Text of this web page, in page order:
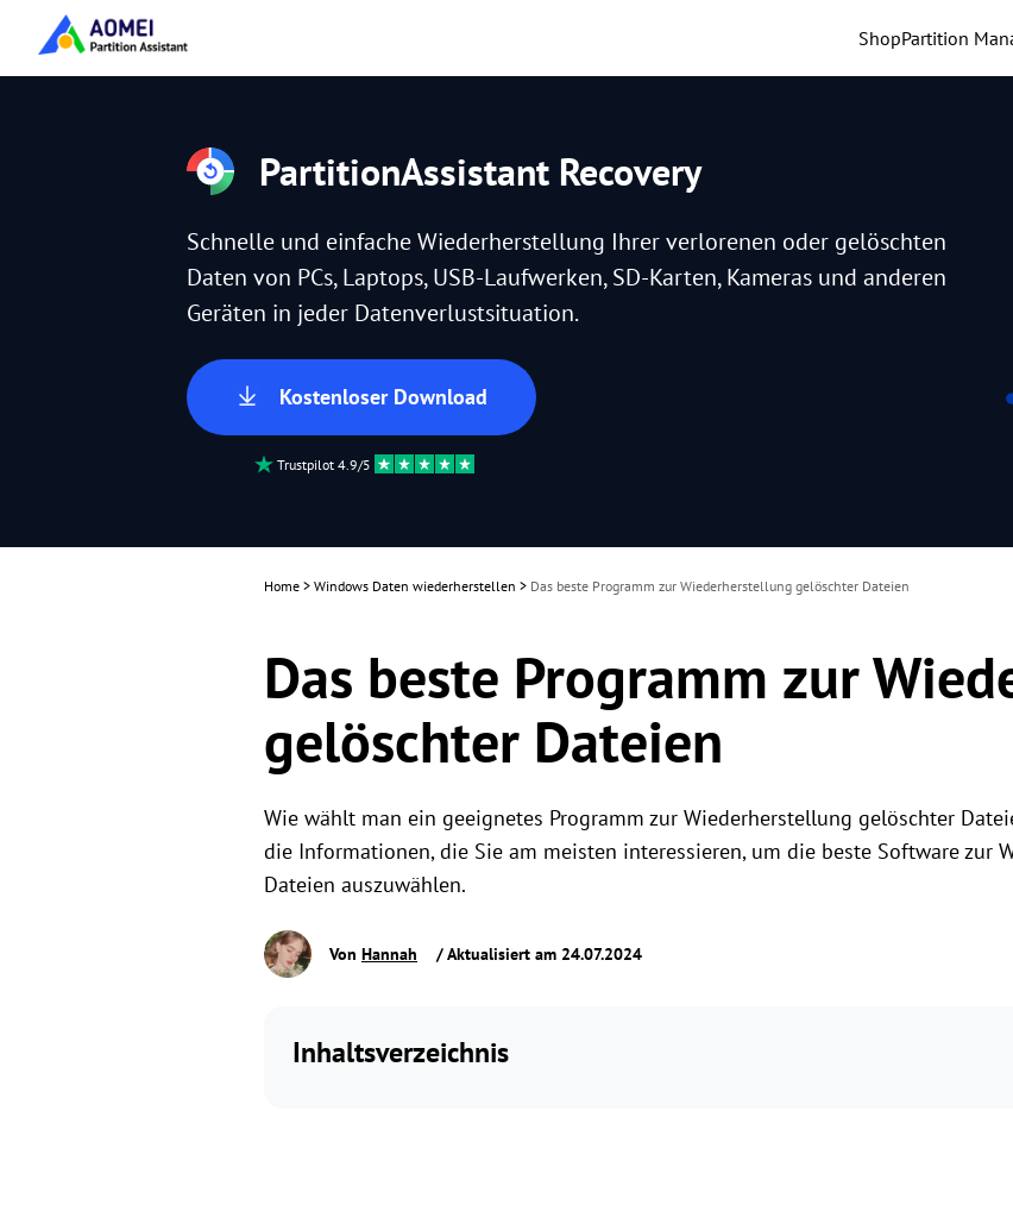
ShopPartition
PartitionAssistant Recovery
Schnelle und einfache Wiederherstellung Ihrer verlorenen oder gelöschten
Daten von PCs, Laptops, USB-Laufwerken, SD-Karten, Kameras und anderen
Geräten in jeder Datenverlustsituation.
Kostenloser Download
Trustpilot 4.9/5
Home > Windows Daten wiederherstellen > Das beste Programm zur Wiederherstellung gelöschter Dateien
Das beste Programm zur
gelöschter Dateien
Wie wählt man ein geeignetes Programm zur Wiederherstellung gelöschter
die Informationen, die Sie am meisten interessieren, um die beste Software zur
Dateien auszuwählen.
Von Hannah / Aktualisiert am 24.07.2024
Inhaltsverzeichnis